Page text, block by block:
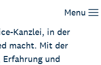
Menu
Kanzlei, in der
macht. Mit der
und